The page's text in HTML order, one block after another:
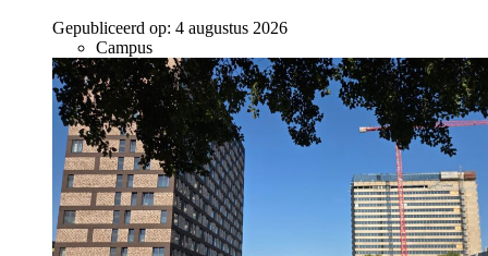
Gepubliceerd op: 4 augustus 2026
Campus